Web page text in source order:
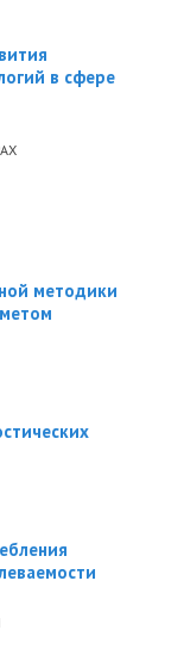
в сфере
методики